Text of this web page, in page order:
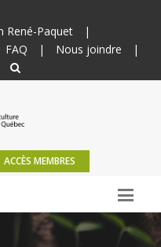
René-Paquet
|
FAQ | Nous joindre
|
ACCÈS MEMBRES